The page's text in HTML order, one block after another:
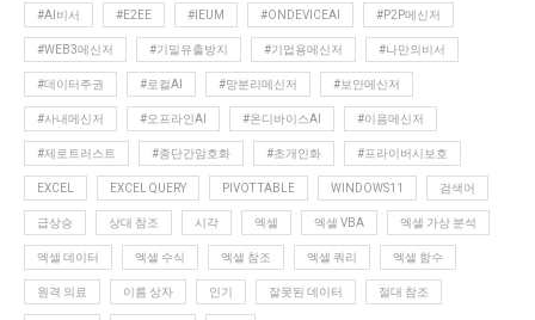
#AI비서 #E2EE #IEUM #ONDEVICEAI #P2P메신저
#WEB3메신저 #기밀유출방지 #기업용메신저 #나만의비서
#데이터주권 #로컬AI #망분리메신저 #보안메신저
#사내메신저 #오프라인AI #온디바이스AI #이음메신저
#제로트러스트 #종단간암호화 #초개인화 #프라이버시보호
EXCEL EXCEL QUERY PIVOT TABLE WINDOWS11 검색어
급상승 상대 참조 시각 엑셀 엑셀 VBA 엑셀 가상 분석
엑셀 데이터 엑셀 수식 엑셀 참조 엑셀 쿼리 엑셀 함수
원격 의료 이름 상자 인기 잘못된 데이터 절대 참조